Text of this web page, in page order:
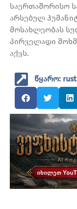
საერთაშორისო
არსებულ
მოსახლეობას
პირველადი
აქვს.
წყარო: